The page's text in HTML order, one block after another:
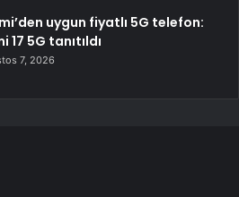
uygun fiyatlı 5G telefon:
17 5G tanıtıldı
7, 2026